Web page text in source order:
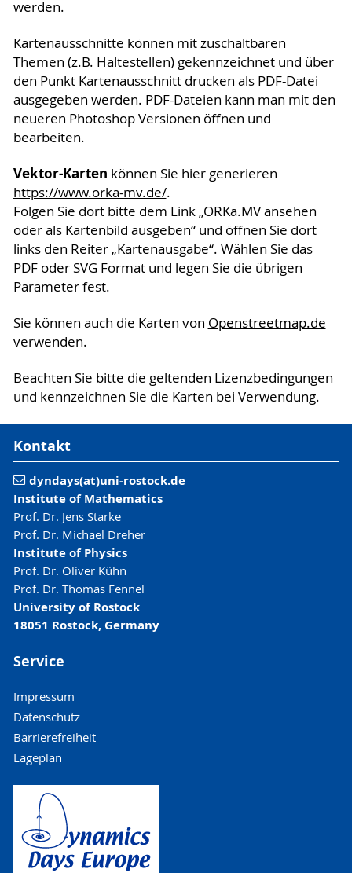
werden.
Kartenausschnitte können mit zuschaltbaren
Themen (z.B. Haltestellen) gekennzeichnet und über
den Punkt Kartenausschnitt drucken als PDF-Datei
ausgegeben werden. PDF-Dateien kann man mit den
neueren Photoshop Versionen öffnen und
bearbeiten.
Vektor-Karten können Sie hier generieren
https://www.orka-mv.de/.
Folgen Sie dort bitte dem Link „ORKa.MV ansehen
oder als Kartenbild ausgeben“ und öffnen Sie dort
links den Reiter „Kartenausgabe“. Wählen Sie das
PDF oder SVG Format und legen Sie die übrigen
Parameter fest.
Sie können auch die Karten von Openstreetmap.de
verwenden.
Beachten Sie bitte die geltenden Lizenzbedingungen
und kennzeichnen Sie die Karten bei Verwendung.
Kontakt
dyndays(at)uni-rostock.de
Institute of Mathematics
Prof. Dr. Jens Starke
Prof. Dr. Michael Dreher
Institute of Physics
Prof. Dr. Oliver Kühn
Prof. Dr. Thomas Fennel
University of Rostock
18051 Rostock, Germany
Service
Impressum
Datenschutz
Barrierefreiheit
Lageplan